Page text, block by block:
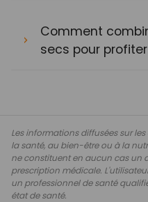
Comment
secs pour
Les informations diffusées sur
la santé, au bien-être ou à la
ne constituent en aucun cas un
prescription médicale.
un professionnel de santé
état de santé.